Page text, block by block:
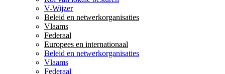
V-Wijzer
Beleid en netwerkorganisaties
Vlaams
Federaal
Europees en internationaal
Beleid en netwerkorganisaties
Vlaams
Federaal